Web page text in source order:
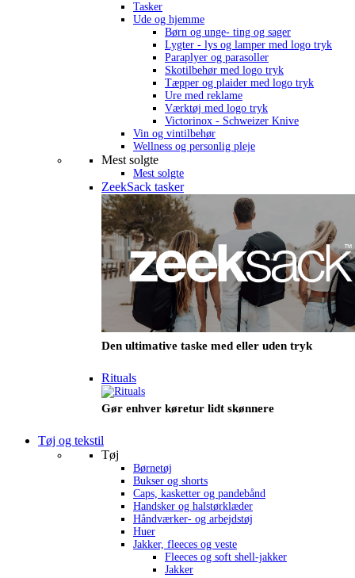
Tasker
Ude og hjemme
Børn og unge- ting og sager
Lygter - lys og lamper med logo tryk
Paraplyer og parasoller
Skotilbehør med logo tryk
Tæpper og plaider med logo tryk
Ure med reklame
Værktøj med logo tryk
Victorinox - Schweizer Knive
Vin og vintilbehør
Wellness og personlig pleje
Mest solgte
Mest solgte
ZeekSack tasker
Den ultimative taske med eller uden tryk
Rituals
Gør enhver køretur lidt skønnere
Tøj og tekstil
Tøj
Børnetøj
Bukser og shorts
Caps, kasketter og pandebånd
Handsker og halstørklæder
Håndværker- og arbejdstøj
Huer
Jakker, fleeces og veste
Fleeces og soft shell-jakker
Jakker